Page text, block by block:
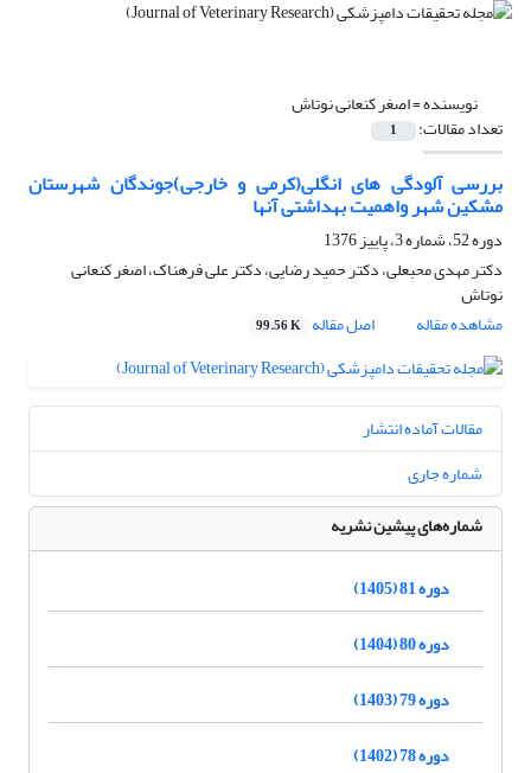
نویسنده =اصغر کنعانی نوتاش
تعداد مقالات: 1
بررسی آلودگی های انگلی(کرمی و خارجی)جوندگان شهرستان
مشکین شهر واهمیت بهداشتی آنها
دوره 52، شماره 3، پاییز 1376
دکتر مهدی محبعلی، دکتر حمید رضایی، دکتر علی فرهناک، اصغر کنعانی
نوتاش
مشاهده مقاله
اصل مقاله 99.56 K
مقالات آماده انتشار
شماره جاری
شماره‌های پیشین نشریه
دوره 81 (1405)
دوره 80 (1404)
دوره 79 (1403)
دوره 78 (1402)